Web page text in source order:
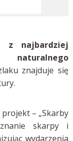
z najbardziej
naturalnego
znajduje się
– „Skarby
skarpy i
wydarzenia